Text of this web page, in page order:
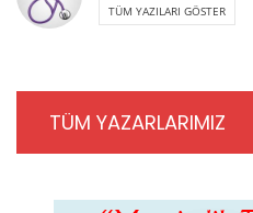
TÜM YAZILARI GÖSTER
TÜM YAZARLARIMIZ